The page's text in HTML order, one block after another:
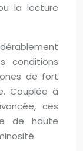
la lecture
conditions
de fort
Couplée à
ces
de haute